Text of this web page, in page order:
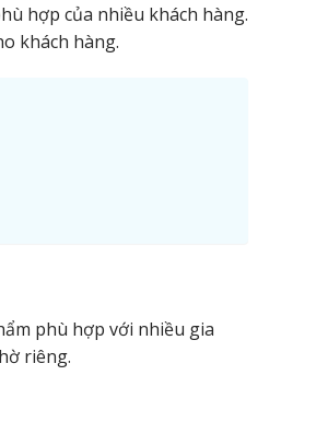
hợp của nhiều khách hàng.
khách hàng.
phù hợp với nhiều gia
riêng.